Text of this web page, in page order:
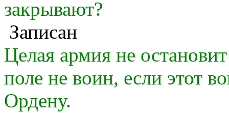
закрывают?
Записан
Целая армия не
поле не воин, если этот
Ордену.